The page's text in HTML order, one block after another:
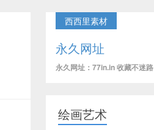
西西里素材
永久网址
永久网址：77in.in 收藏不迷路
绘画艺术